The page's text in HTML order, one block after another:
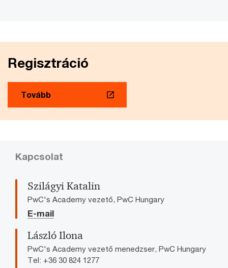
Regisztráció
Tovább
Kapcsolat
Szilágyi Katalin
PwC's Academy vezető, PwC Hungary
E-mail
László Ilona
PwC's Academy vezető menedzser, PwC Hungary
Tel: +36 30 824 1277